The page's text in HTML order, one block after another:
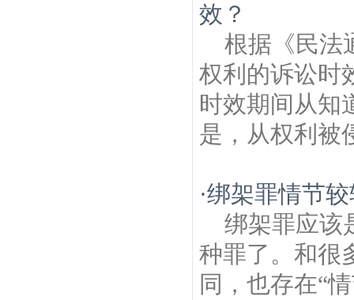
效？
根据《民法
权利的诉讼时
时效期间从知
是，从权利被
·绑架罪情节
绑架罪应该
种罪了。和很
同，也存在“